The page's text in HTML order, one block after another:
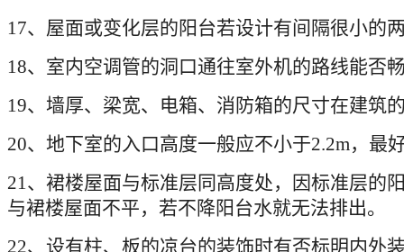
17、屋面或变化层的阳台若设计有间隔很小的
18、室内空调管的洞口通往室外机的路线能否
19、墙厚、梁宽、电箱、消防箱的尺寸在建筑
20、地下室的入口高度一般应不小于2.2m，最
21、裙楼屋面与标准层同高度处，因标准层的
与裙楼屋面不平，若不降阳台水就无法排出。
22、设有柱、板的凉台的装饰时有否标明内外